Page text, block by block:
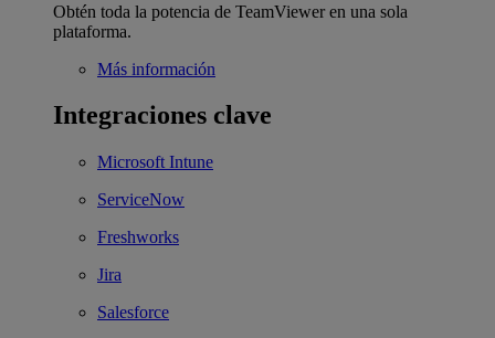
Obtén toda la potencia de TeamViewer en una sola
plataforma.
Más información
Integraciones clave
Microsoft Intune
ServiceNow
Freshworks
Jira
Salesforce